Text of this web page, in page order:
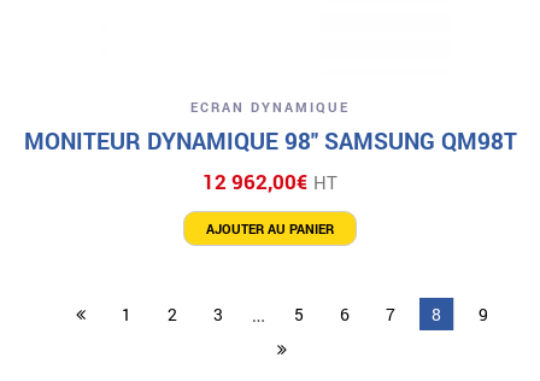
ECRAN DYNAMIQUE
MONITEUR DYNAMIQUE 98″ SAMSUNG QM98T
12 962,00€ HT
AJOUTER AU PANIER
1 2 3 … 5 6 7 8 9